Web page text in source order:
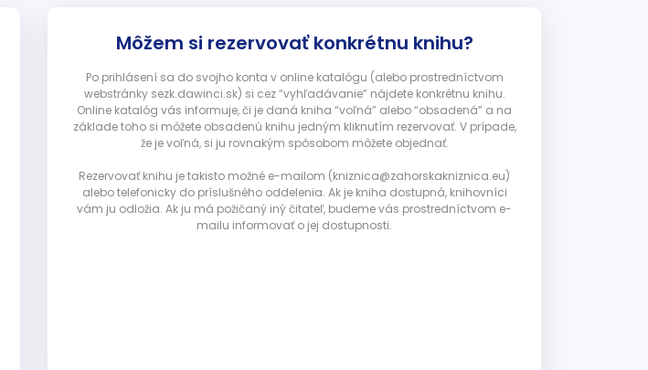
Môžem si rezervovať konkrétnu knihu?
Po prihlásení sa do svojho konta v online katalógu (alebo prostredníctvom
webstránky sezk.dawinci.sk) si cez “vyhľadávanie” nájdete konkrétnu knihu.
Online katalóg vás informuje, či je daná kniha “voľná” alebo “obsadená” a na
základe toho si môžete obsadenú knihu jedným kliknutím rezervovať. V prípade,
že je voľná, si ju rovnakým spôsobom môžete objednať.
Rezervovať knihu je takisto možné e-mailom (kniznica@zahorskakniznica.eu)
alebo telefonicky do príslušného oddelenia. Ak je kniha dostupná, knihovníci
vám ju odložia. Ak ju má požičaný iný čitateľ, budeme vás prostredníctvom e-
mailu informovať o jej dostupnosti.